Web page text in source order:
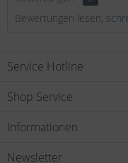
Bewertungen lesen,
Service Hotline
Shop Service
Informationen
Newsletter